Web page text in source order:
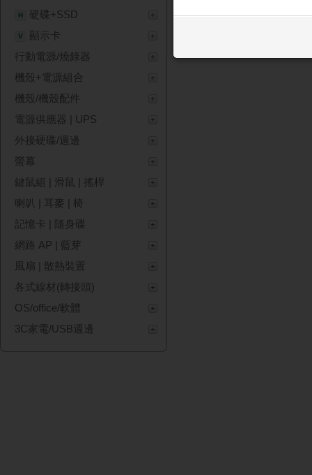
H 硬碟+SSD
V
顯示卡
行動電源/燒錄器
機殼+電源組合
機殼/機殼配件
電源供應器 | UPS
外接硬碟/週邊
螢幕
鍵鼠組 | 滑鼠 | 搖桿
喇叭 | 耳麥 | 椅
記憶卡 | 隨身碟
網路 AP | 藍芽
風扇 | 散熱裝置
各式線材(轉接頭)
OS/office/軟體
3C家電/USB週邊